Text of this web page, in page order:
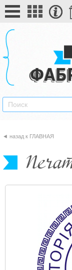
ГЛАВНАЯ